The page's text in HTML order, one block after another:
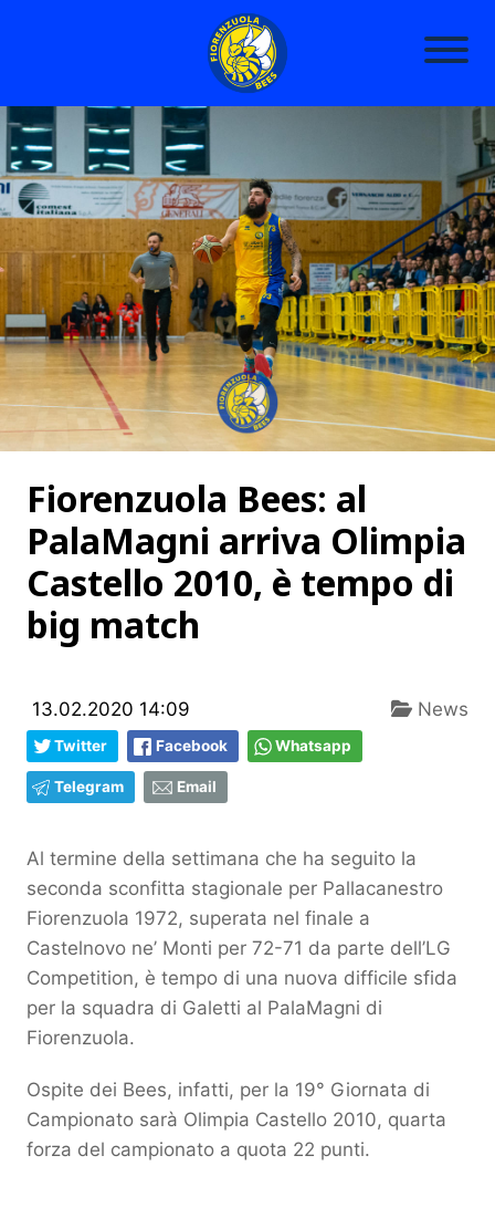
Fiorenzuola Bees: al
PalaMagni arriva Olimpia
Castello 2010, è tempo di
big match
13.02.2020 14:09 News
Twitter Facebook Whatsapp
Telegram Email
Al termine della settimana che ha seguito la
seconda sconfitta stagionale per Pallacanestro
Fiorenzuola 1972, superata nel finale a
Castelnovo ne’ Monti per 72-71 da parte dell’LG
Competition, è tempo di una nuova difficile sfida
per la squadra di Galetti al PalaMagni di
Fiorenzuola.
Ospite dei Bees, infatti, per la 19° Giornata di
Campionato sarà Olimpia Castello 2010, quarta
forza del campionato a quota 22 punti.